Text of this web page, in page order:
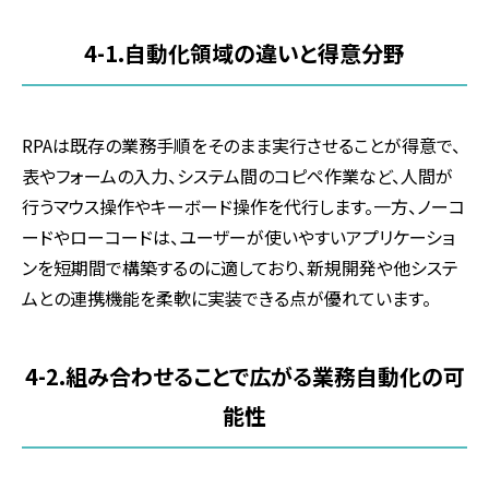
4-1.自動化領域の違いと得意分野
RPAは既存の業務手順をそのまま実行させることが得意で、
表やフォームの入力、システム間のコピペ作業など、人間が
行うマウス操作やキーボード操作を代行します。一方、ノーコ
ードやローコードは、ユーザーが使いやすいアプリケーショ
ンを短期間で構築するのに適しており、新規開発や他システ
ムとの連携機能を柔軟に実装できる点が優れています。
4-2.組み合わせることで広がる業務自動化の可
能性